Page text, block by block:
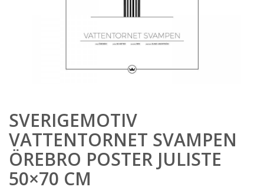
SVERIGEMOTIV
VATTENTORNET SVAMPEN
ÖREBRO POSTER JULISTE
50×70 CM